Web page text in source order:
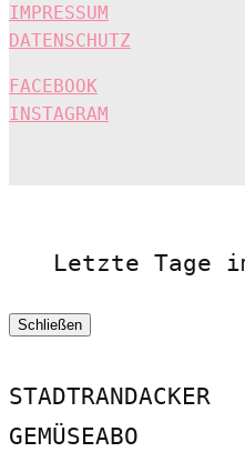
IMPRESSUM
DATENSCHUTZ
FACEBOOK
INSTAGRAM
Letzte Tage
Schließen
STADTRANDACKER
GEMÜSEABO